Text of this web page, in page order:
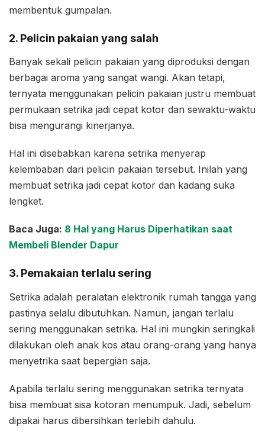
membentuk gumpalan.
2. Pelicin pakaian yang salah
Banyak sekali pelicin pakaian yang diproduksi dengan
berbagai aroma yang sangat wangi. Akan tetapi,
ternyata menggunakan pelicin pakaian justru membuat
permukaan setrika jadi cepat kotor dan sewaktu-waktu
bisa mengurangi kinerjanya.
Hal ini disebabkan karena setrika menyerap
kelembaban dari pelicin pakaian tersebut. Inilah yang
membuat setrika jadi cepat kotor dan kadang suka
lengket.
Baca Juga: 8 Hal yang Harus Diperhatikan saat
Membeli Blender Dapur
3. Pemakaian terlalu sering
Setrika adalah peralatan elektronik rumah tangga yang
pastinya selalu dibutuhkan. Namun, jangan terlalu
sering menggunakan setrika. Hal ini mungkin seringkali
dilakukan oleh anak kos atau orang-orang yang hanya
menyetrika saat bepergian saja.
Apabila terlalu sering menggunakan setrika ternyata
bisa membuat sisa kotoran menumpuk. Jadi, sebelum
dipakai harus dibersihkan terlebih dahulu.